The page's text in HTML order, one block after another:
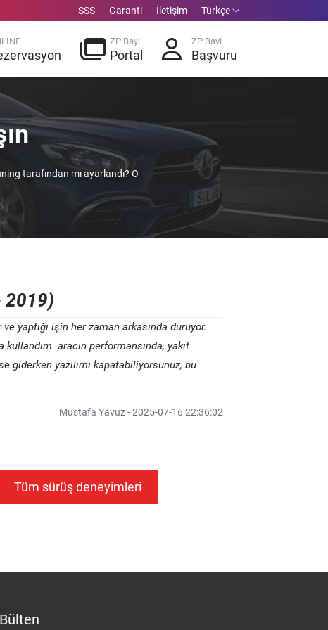
SSS Garanti İletişim Türkçe
ZP Bayi
Portal
ZP Bayi
Başvuru
tarafından mı ayarlandı? O
2019)
yaptığı işin her zaman arkasında duruyor.
aracın performansında, yakıt
yazılımı kapatabiliyorsunuz, bu
Mustafa Yavuz - 2025-07-16 22:36:02
Tüm sürüş deneyimleri
Bülten